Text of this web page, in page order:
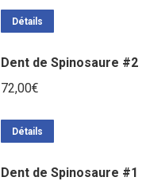
Détails
Dent de Spinosaure #2
72,00€
Détails
Dent de Spinosaure #1